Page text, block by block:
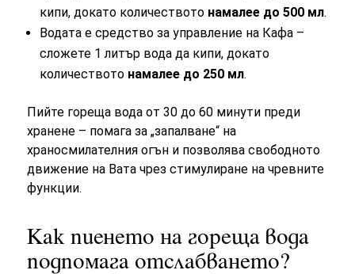
кипи, докато количеството намалее до 500 мл.
Водата е средство за управление на Кафа –
сложете 1 литър вода да кипи, докато
количеството намалее до 250 мл.
Пийте гореща вода от 30 до 60 минути преди
хранене – помага за „запалване“ на
храносмилателния огън и позволява свободното
движение на Вата чрез стимулиране на чревните
функции.
Как пиенето на гореща вода
подпомага отслабването?